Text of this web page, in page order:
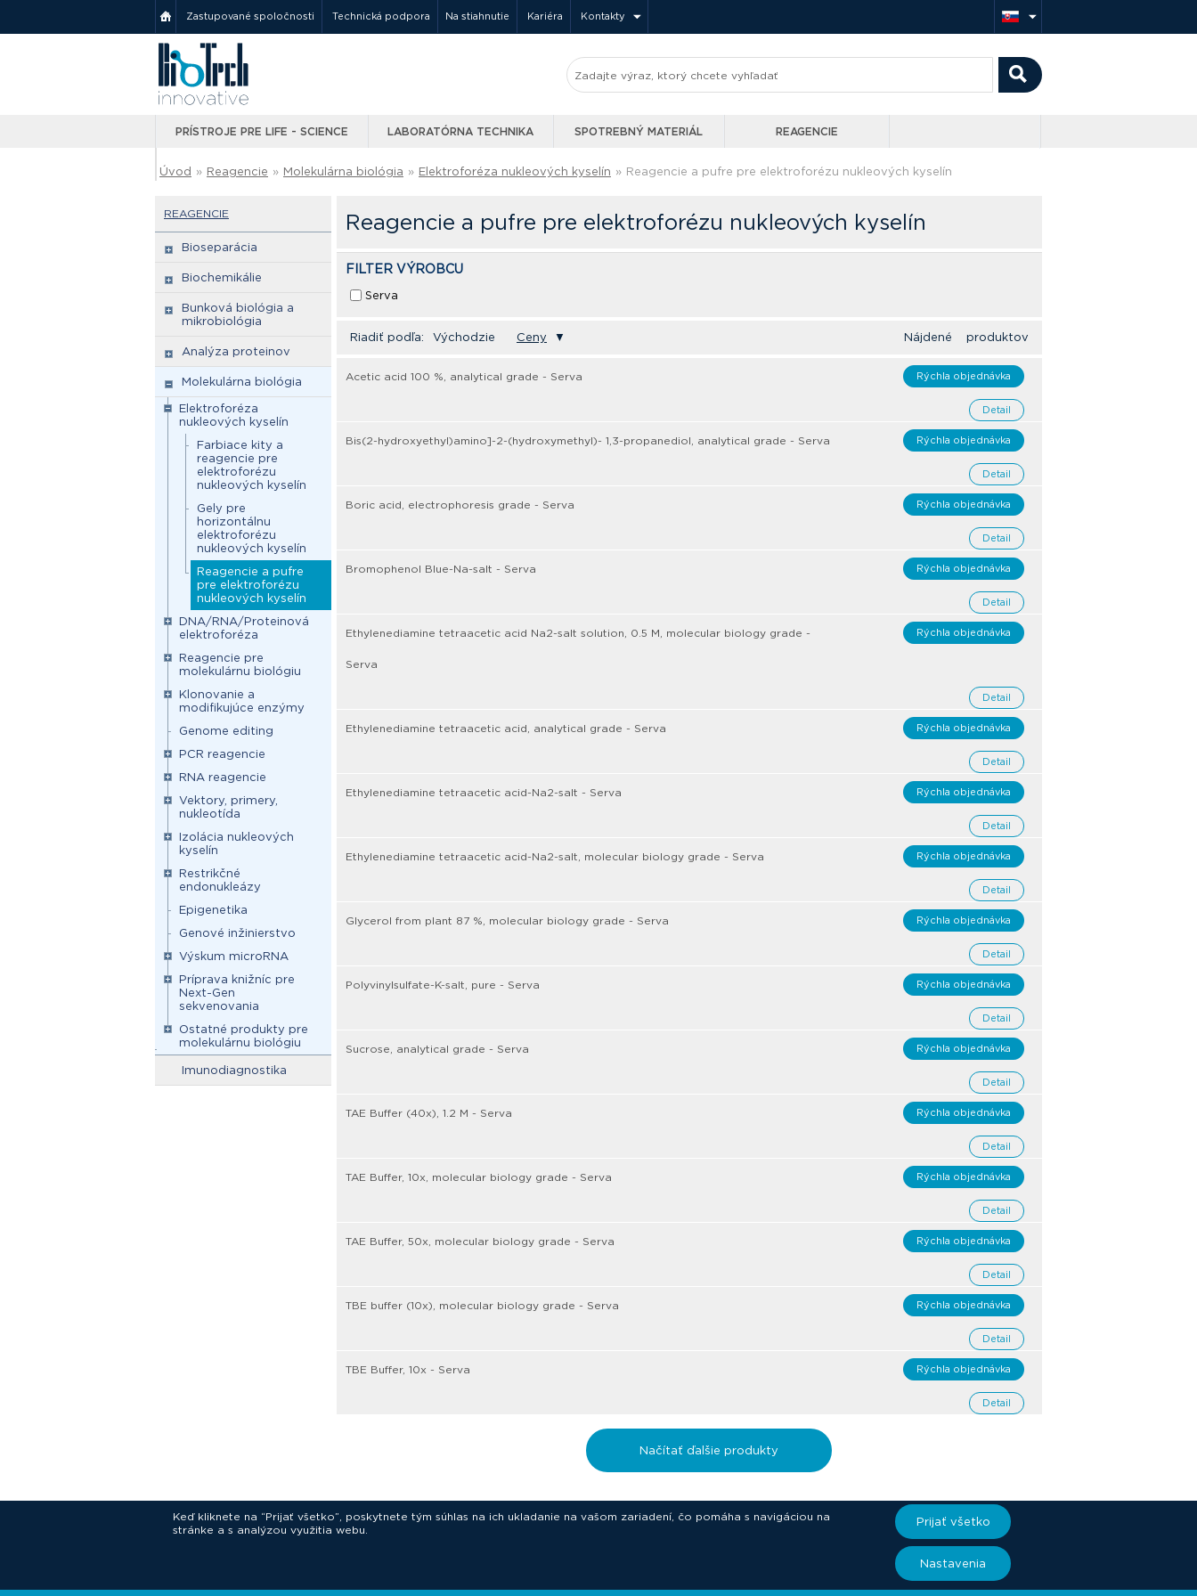
Zastupované spoločnosti Technická podpora Na stiahnutie Kariéra Kontakty
PRÍSTROJE PRE LIFE - SCIENCE LABORATÓRNA TECHNIKA SPOTREBNÝ MATERIÁL REAGENCIE
Úvod » Reagencie » Molekulárna biológia » Elektroforéza nukleových kyselín » Reagencie a pufre pre elektroforézu nukleových kyselín
REAGENCIE
Bioseparácia
Biochemikálie
Bunková biológia a
mikrobiológia
Analýza proteinov
Molekulárna biológia
Elektroforéza
nukleových kyselín
Farbiace kity a
reagencie pre
elektroforézu
nukleových kyselín
Gely pre
horizontálnu
elektroforézu
nukleových kyselín
Reagencie a pufre
pre elektroforézu
nukleových kyselín
DNA/RNA/Proteinová
elektroforéza
Reagencie pre
molekulárnu biológiu
Klonovanie a
modifikujúce enzýmy
Genome editing
PCR reagencie
RNA reagencie
Vektory, primery,
nukleotída
Izolácia nukleových
kyselín
Restrikčné
endonukleázy
Epigenetika
Genové inžinierstvo
Výskum microRNA
Príprava knižníc pre
Next-Gen
sekvenovania
Ostatné produkty pre
molekulárnu biológiu
Imunodiagnostika
Reagencie a pufre pre elektroforézu nukleových kyselín
FILTER VÝROBCU
Serva
Riadiť podľa: Východzie Ceny ▼ Nájdené produktov
Acetic acid 100 %, analytical grade - Serva Rýchla objednávka
Detail
Bis(2-hydroxyethyl)amino]-2-(hydroxymethyl)- 1,3-propanediol, analytical grade - Serva Rýchla objednávka
Detail
Boric acid, electrophoresis grade - Serva Rýchla objednávka
Detail
Bromophenol Blue-Na-salt - Serva Rýchla objednávka
Detail
Ethylenediamine tetraacetic acid Na2-salt solution, 0.5 M, molecular biology grade -
Serva
Rýchla objednávka
Detail
Ethylenediamine tetraacetic acid, analytical grade - Serva Rýchla objednávka
Detail
Ethylenediamine tetraacetic acid-Na2-salt - Serva Rýchla objednávka
Detail
Ethylenediamine tetraacetic acid-Na2-salt, molecular biology grade - Serva Rýchla objednávka
Detail
Glycerol from plant 87 %, molecular biology grade - Serva Rýchla objednávka
Detail
Polyvinylsulfate-K-salt, pure - Serva Rýchla objednávka
Detail
Sucrose, analytical grade - Serva Rýchla objednávka
Detail
TAE Buffer (40x), 1.2 M - Serva Rýchla objednávka
Detail
TAE Buffer, 10x, molecular biology grade - Serva Rýchla objednávka
Detail
TAE Buffer, 50x, molecular biology grade - Serva Rýchla objednávka
Detail
TBE buffer (10x), molecular biology grade - Serva Rýchla objednávka
Detail
TBE Buffer, 10x - Serva Rýchla objednávka
Detail
Načítať ďalšie produkty
Keď kliknete na “Prijať všetko”, poskytnete tým súhlas na ich ukladanie na vašom zariadení, čo pomáha s navigáciou na
stránke a s analýzou využitia webu.
Prijať všetko
Nastavenia